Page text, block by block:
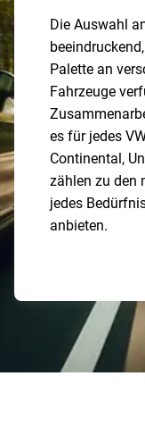
Die Auswahl
Palette an
Fahrzeuge
es für jedes
Continental,
zählen zu den
jedes
anbieten.